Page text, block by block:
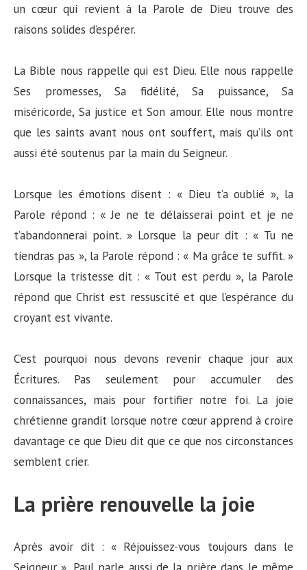
un cœur qui revient à la Parole de Dieu trouve des
raisons solides d’espérer.
La Bible nous rappelle qui est Dieu. Elle nous rappelle
Ses promesses, Sa fidélité, Sa puissance, Sa
miséricorde, Sa justice et Son amour. Elle nous montre
que les saints avant nous ont souffert, mais qu’ils ont
aussi été soutenus par la main du Seigneur.
Lorsque les émotions disent : « Dieu t’a oublié », la
Parole répond : « Je ne te délaisserai point et je ne
t’abandonnerai point. » Lorsque la peur dit : « Tu ne
tiendras pas », la Parole répond : « Ma grâce te suffit. »
Lorsque la tristesse dit : « Tout est perdu », la Parole
répond que Christ est ressuscité et que l’espérance du
croyant est vivante.
C’est pourquoi nous devons revenir chaque jour aux
Écritures. Pas seulement pour accumuler des
connaissances, mais pour fortifier notre foi. La joie
chrétienne grandit lorsque notre cœur apprend à croire
davantage ce que Dieu dit que ce que nos circonstances
semblent crier.
La prière renouvelle la joie
Après avoir dit : « Réjouissez-vous toujours dans le